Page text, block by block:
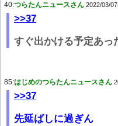
40:つらたんニュースさん 2022/03/
>>37
すぐ出かける予定あっ
85:はじめのつらたんニュースさん
>>37
先延ばしに過ぎん